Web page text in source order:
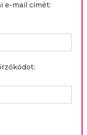
e-mail címét: